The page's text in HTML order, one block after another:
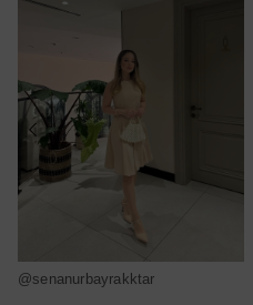
@senanurbayrakktar